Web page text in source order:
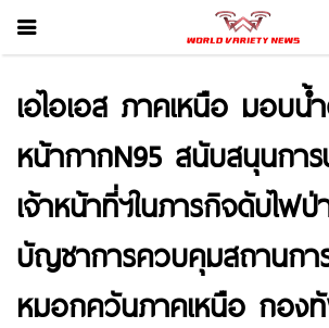
เอไอเอส ภาคเหนือ มอบน้
หน้ากากN95 สนับสนุนกา
เจ้าหน้าที่ฯในภารกิจดับไฟ
บัญชาการควบคุมสถานกา
หมอกควันภาคเหนือ กอง